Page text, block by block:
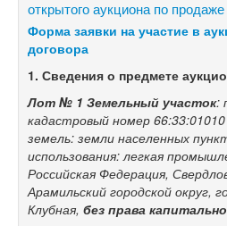
открытого аукциона по
Форма заявки на участие в
договора
1. Сведения о предмете
Лот № 1 Земельный участок:
кадастровый номер
земель: земли населенных
использования: легкая
Российская Федерация,
Арамильский городской округ,
Клубная, без права